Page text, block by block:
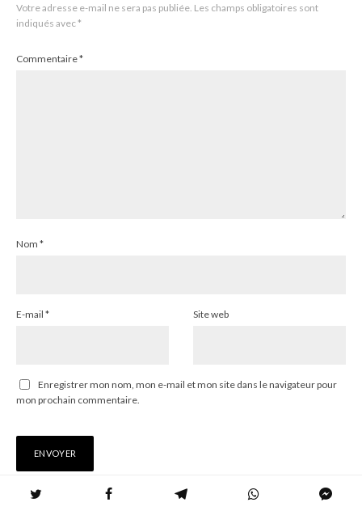
Votre adresse e-mail ne sera pas publiée. Les champs obligatoires sont
indiqués avec*
Commentaire*
Nom *
E-mail * Site web
Enregistrer mon nom, mon e-mail et mon site dans le navigateur pour
mon prochain commentaire.